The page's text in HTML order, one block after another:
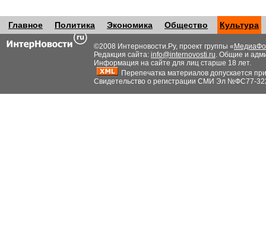
Главное Политика Экономика Общество Культура
©2008 Интерновости.Ру, проект группы «
Редакция сайта: info@internovosti.ru. Общие и
Информация на сайте для лиц старше 18 лет.
Перепечатка материалов допускается
Свидетельство о регистрации СМИ Эл №ФС77-